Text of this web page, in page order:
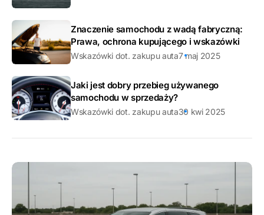
Znaczenie samochodu z wadą fabryczną:
Prawa, ochrona kupującego i wskazówki
Wskazówki dot. zakupu auta7 maj 2025
Jaki jest dobry przebieg używanego
samochodu w sprzedaży?
Wskazówki dot. zakupu auta30 kwi 2025